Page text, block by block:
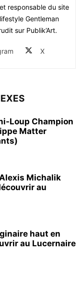
responsable du site
Gentleman
sur Publik’Art.
X
Loup Champion
Matter
Michalik
au
haut en
au Lucernaire